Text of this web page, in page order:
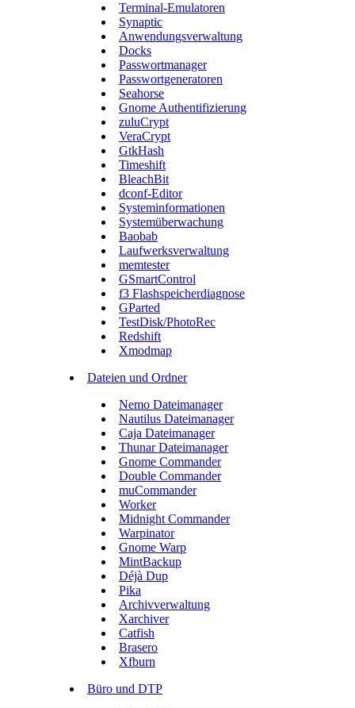
Terminal-Emulatoren
Synaptic
Anwendungsverwaltung
Docks
Passwortmanager
Passwortgeneratoren
Seahorse
Gnome Authentifizierung
zuluCrypt
VeraCrypt
GtkHash
Timeshift
BleachBit
dconf-Editor
Systeminformationen
Systemüberwachung
Baobab
Laufwerksverwaltung
memtester
GSmartControl
f3 Flashspeicherdiagnose
GParted
TestDisk/PhotoRec
Redshift
Xmodmap
Dateien und Ordner
Nemo Dateimanager
Nautilus Dateimanager
Caja Dateimanager
Thunar Dateimanager
Gnome Commander
Double Commander
muCommander
Worker
Midnight Commander
Warpinator
Gnome Warp
MintBackup
Déjà Dup
Pika
Archivverwaltung
Xarchiver
Catfish
Brasero
Xfburn
Büro und DTP